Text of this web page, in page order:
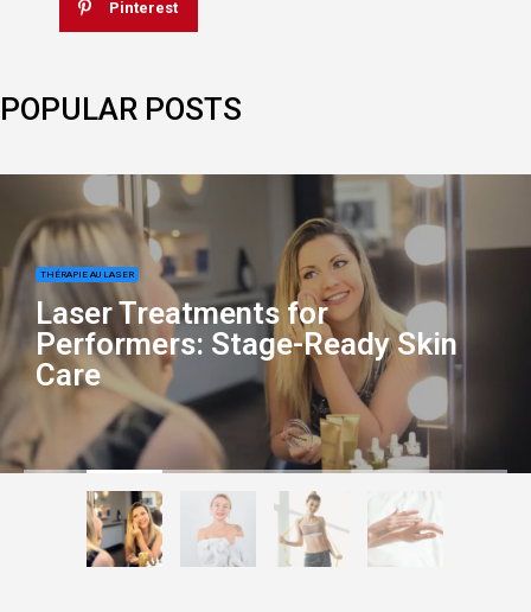
Pinterest
POPULAR POSTS
THÉRAPIE AU LASER
Laser Treatments for
Performers: Stage-Ready Skin
Care